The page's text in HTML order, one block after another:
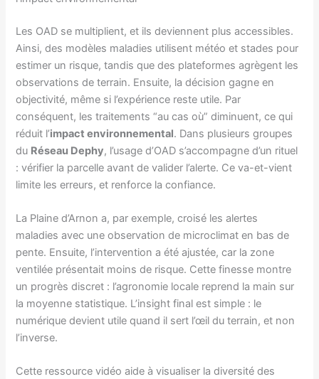
Les OAD se multiplient, et ils deviennent plus accessibles.
Ainsi, des modèles maladies utilisent météo et stades pour
estimer un risque, tandis que des plateformes agrègent les
observations de terrain. Ensuite, la décision gagne en
objectivité, même si l’expérience reste utile. Par
conséquent, les traitements “au cas où” diminuent, ce qui
réduit l’impact environnemental. Dans plusieurs groupes
du Réseau Dephy, l’usage d’OAD s’accompagne d’un rituel
: vérifier la parcelle avant de valider l’alerte. Ce va-et-vient
limite les erreurs, et renforce la confiance.
La Plaine d’Arnon a, par exemple, croisé les alertes
maladies avec une observation de microclimat en bas de
pente. Ensuite, l’intervention a été ajustée, car la zone
ventilée présentait moins de risque. Cette finesse montre
un progrès discret : l’agronomie locale reprend la main sur
la moyenne statistique. L’insight final est simple : le
numérique devient utile quand il sert l’œil du terrain, et non
l’inverse.
Cette ressource vidéo aide à visualiser la diversité des